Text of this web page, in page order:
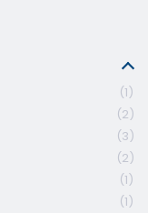
1
2
3
2
1
1